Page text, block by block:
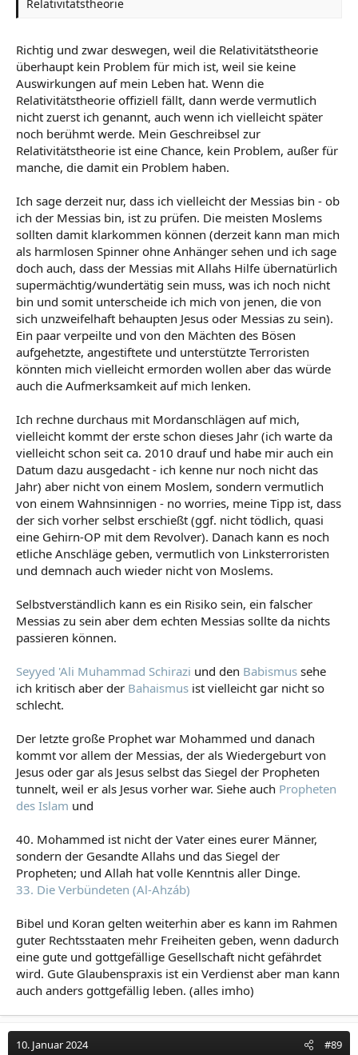
Relativitätstheorie
Richtig und zwar deswegen, weil die Relativitätstheorie
überhaupt kein Problem für mich ist, weil sie keine
Auswirkungen auf mein Leben hat. Wenn die
Relativitätstheorie offiziell fällt, dann werde vermutlich
nicht zuerst ich genannt, auch wenn ich vielleicht später
noch berühmt werde. Mein Geschreibsel zur
Relativitätstheorie ist eine Chance, kein Problem, außer für
manche, die damit ein Problem haben.
Ich sage derzeit nur, dass ich vielleicht der Messias bin - ob
ich der Messias bin, ist zu prüfen. Die meisten Moslems
sollten damit klarkommen können (derzeit kann man mich
als harmlosen Spinner ohne Anhänger sehen und ich sage
doch auch, dass der Messias mit Allahs Hilfe übernatürlich
supermächtig/wundertätig sein muss, was ich noch nicht
bin und somit unterscheide ich mich von jenen, die von
sich unzweifelhaft behaupten Jesus oder Messias zu sein).
Ein paar verpeilte und von den Mächten des Bösen
aufgehetzte, angestiftete und unterstützte Terroristen
könnten mich vielleicht ermorden wollen aber das würde
auch die Aufmerksamkeit auf mich lenken.
Ich rechne durchaus mit Mordanschlägen auf mich,
vielleicht kommt der erste schon dieses Jahr (ich warte da
vielleicht schon seit ca. 2010 drauf und habe mir auch ein
Datum dazu ausgedacht - ich kenne nur noch nicht das
Jahr) aber nicht von einem Moslem, sondern vermutlich
von einem Wahnsinnigen - no worries, meine Tipp ist, dass
der sich vorher selbst erschießt (ggf. nicht tödlich, quasi
eine Gehirn-OP mit dem Revolver). Danach kann es noch
etliche Anschläge geben, vermutlich von Linksterroristen
und demnach auch wieder nicht von Moslems.
Selbstverständlich kann es ein Risiko sein, ein falscher
Messias zu sein aber dem echten Messias sollte da nichts
passieren können.
Seyyed 'Ali Muhammad Schirazi und den Babismus sehe
ich kritisch aber der Bahaismus ist vielleicht gar nicht so
schlecht.
Der letzte große Prophet war Mohammed und danach
kommt vor allem der Messias, der als Wiedergeburt von
Jesus oder gar als Jesus selbst das Siegel der Propheten
tunnelt, weil er als Jesus vorher war. Siehe auch Propheten
des Islam und
40. Mohammed ist nicht der Vater eines eurer Männer,
sondern der Gesandte Allahs und das Siegel der
Propheten; und Allah hat volle Kenntnis aller Dinge.
33. Die Verbündeten (Al-Ahzáb)
Bibel und Koran gelten weiterhin aber es kann im Rahmen
guter Rechtsstaaten mehr Freiheiten geben, wenn dadurch
eine gute und gottgefällige Gesellschaft nicht gefährdet
wird. Gute Glaubenspraxis ist ein Verdienst aber man kann
auch anders gottgefällig leben. (alles imho)
10. Januar 2024 #89